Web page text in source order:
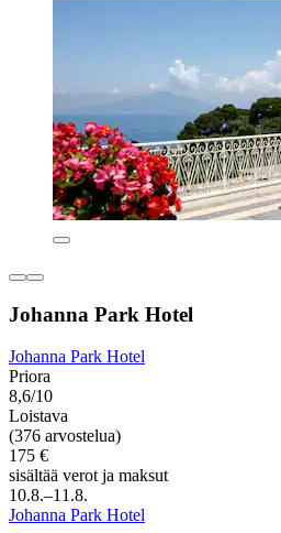
Johanna Park Hotel
Johanna Park Hotel
Priora
8,6/10
Loistava
(376 arvostelua)
175 €
sisältää verot ja maksut
10.8.–11.8.
Johanna Park Hotel